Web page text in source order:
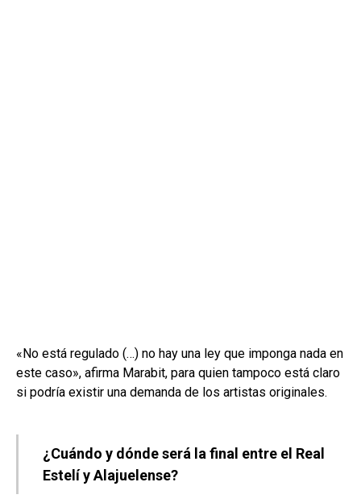
«No está regulado (…) no hay una ley que imponga nada en
este caso», afirma Marabit, para quien tampoco está claro
si podría existir una demanda de los artistas originales.
¿Cuándo y dónde será la final entre el Real
Estelí y Alajuelense?